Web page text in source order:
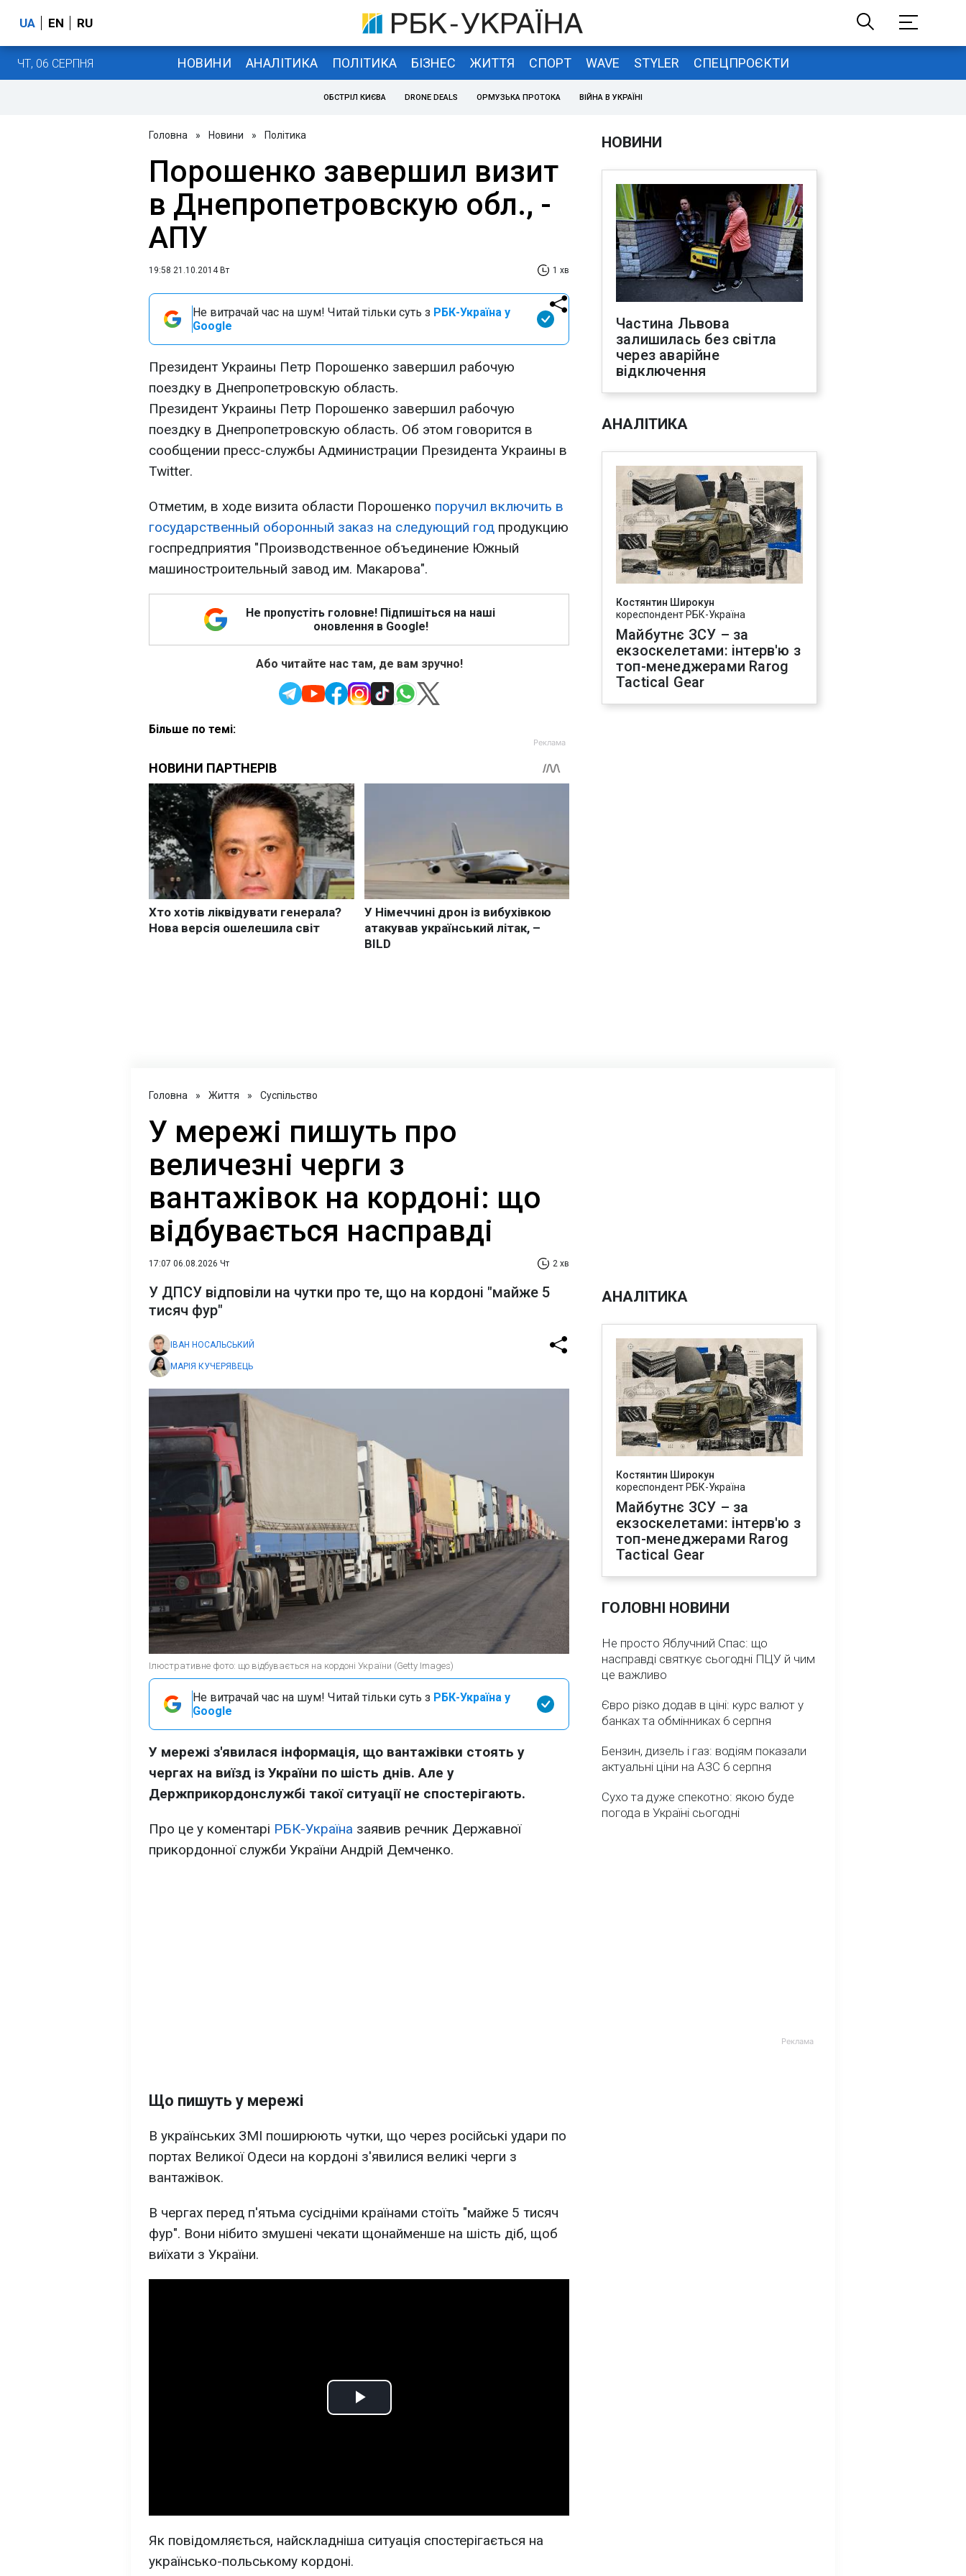
UA EN RU
ЧТ, 06 СЕРПНЯ НОВИНИ АНАЛІТИКА ПОЛІТИКА БІЗНЕС ЖИТТЯ СПОРТ WAVE STYLER СПЕЦПРОЄКТИ
ОБСТРІЛ КИЄВА DRONE DEALS ОРМУЗЬКА ПРОТОКА ВІЙНА В УКРАЇНІ
Головна » Новини » Політика
Порошенко завершил визит
в Днепропетровскую обл., -
АПУ
19:58 21.10.2014 Вт 1 хв
Не витрачай час на шум! Читай тільки суть з РБК-Україна у
Google
Президент Украины Петр Порошенко завершил рабочую
поездку в Днепропетровскую область.
Президент Украины Петр Порошенко завершил рабочую
поездку в Днепропетровскую область. Об этом говорится в
сообщении пресс-службы Администрации Президента Украины в
Twitter.
Отметим, в ходе визита области Порошенко поручил включить в
государственный оборонный заказ на следующий год продукцию
госпредприятия "Производственное объединение Южный
машиностроительный завод им. Макарова".
Не пропустіть головне! Підпишіться на наші
оновлення в Google!
Або читайте нас там, де вам зручно!
Більше по темі:
НОВИНИ
Частина Львова
залишилась без світла
через аварійне
відключення
АНАЛІТИКА
Костянтин Широкун
кореспондент РБК-Україна
Майбутнє ЗСУ – за
екзоскелетами: інтерв'ю з
топ-менеджерами Rarog
Tactical Gear
Головна » Життя » Суспільство
У мережі пишуть про
величезні черги з
вантажівок на кордоні: що
відбувається насправді
17:07 06.08.2026 Чт 2 хв
У ДПСУ відповіли на чутки про те, що на кордоні "майже 5
тисяч фур"
ІВАН НОСАЛЬСЬКИЙ
МАРІЯ КУЧЕРЯВЕЦЬ
Ілюстративне фото: що відбувається на кордоні України (Getty Images)
Не витрачай час на шум! Читай тільки суть з РБК-Україна у
Google
У мережі з'явилася інформація, що вантажівки стоять у
чергах на виїзд із України по шість днів. Але у
Держприкордонслужбі такої ситуації не спостерігають.
Про це у коментарі РБК-Україна заявив речник Державної
прикордонної служби України Андрій Демченко.
Що пишуть у мережі
В українських ЗМІ поширюють чутки, що через російські удари по
портах Великої Одеси на кордоні з'явилися великі черги з
вантажівок.
В чергах перед п'ятьма сусідніми країнами стоїть "майже 5 тисяч
фур". Вони нібито змушені чекати щонайменше на шість діб, щоб
виїхати з України.
Play
Як повідомляється, найскладніша ситуація спостерігається на
українсько-польському кордоні.
АНАЛІТИКА
Костянтин Широкун
кореспондент РБК-Україна
Майбутнє ЗСУ – за
екзоскелетами: інтерв'ю з
топ-менеджерами Rarog
Tactical Gear
ГОЛОВНІ НОВИНИ
Не просто Яблучний Спас: що
насправді святкує сьогодні ПЦУ й чим
це важливо
Євро різко додав в ціні: курс валют у
банках та обмінниках 6 серпня
Бензин, дизель і газ: водіям показали
актуальні ціни на АЗС 6 серпня
Сухо та дуже спекотно: якою буде
погода в Україні сьогодні